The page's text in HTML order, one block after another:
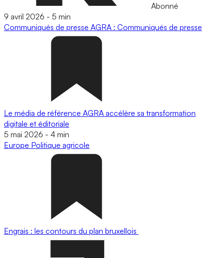
Abonné
9 avril 2026 - 5 min
Communiqués de presse AGRA : Communiqués de presse
Le média de référence AGRA accélère sa transformation
digitale et éditoriale
5 mai 2026 - 4 min
Europe Politique agricole
Engrais : les contours du plan bruxellois